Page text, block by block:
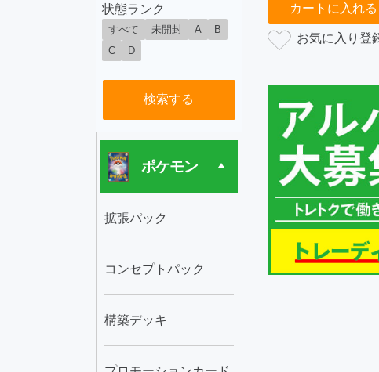
状態ランク
すべて 未開封 A
B
C
D
検索する
ポケモン
拡張パック
コンセプトパック
構築デッキ
カートに入れる